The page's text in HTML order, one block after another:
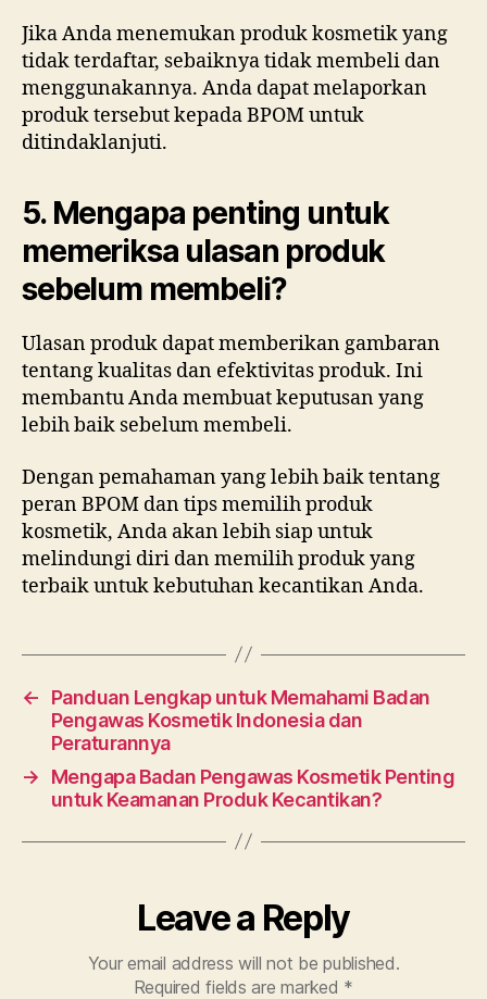
Jika Anda menemukan produk kosmetik yang
tidak terdaftar, sebaiknya tidak membeli dan
menggunakannya. Anda dapat melaporkan
produk tersebut kepada BPOM untuk
ditindaklanjuti.
5. Mengapa penting untuk
memeriksa ulasan produk
sebelum membeli?
Ulasan produk dapat memberikan gambaran
tentang kualitas dan efektivitas produk. Ini
membantu Anda membuat keputusan yang
lebih baik sebelum membeli.
Dengan pemahaman yang lebih baik tentang
peran BPOM dan tips memilih produk
kosmetik, Anda akan lebih siap untuk
melindungi diri dan memilih produk yang
terbaik untuk kebutuhan kecantikan Anda.
←
Panduan Lengkap untuk Memahami Badan
Pengawas Kosmetik Indonesia dan
Peraturannya
→
Mengapa Badan Pengawas Kosmetik Penting
untuk Keamanan Produk Kecantikan?
Leave a Reply
Your email address will not be published.
Required fields are marked *